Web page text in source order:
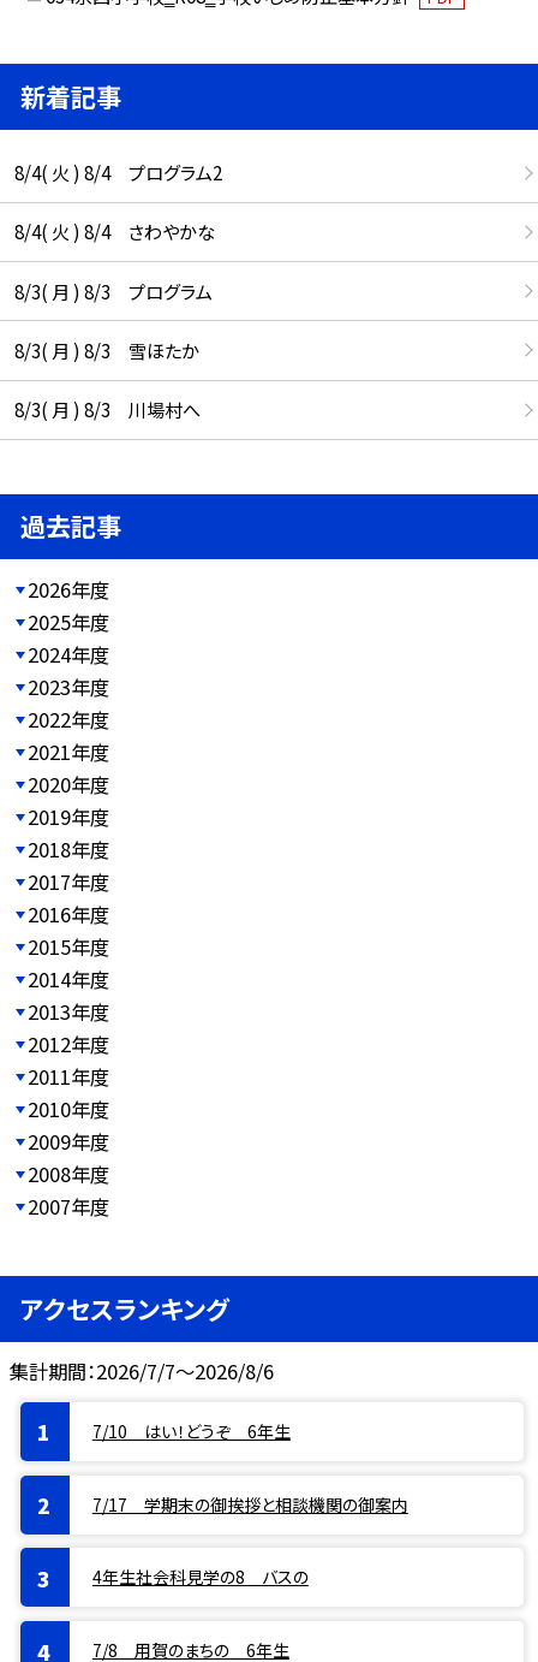
新着記事
8/4( 火 ) 8/4 プログラム2
8/4( 火 ) 8/4 さわやかな
8/3( 月 ) 8/3 プログラム
8/3( 月 ) 8/3 雪ほたか
8/3( 月 ) 8/3 川場村へ
過去記事
2026年度
2025年度
2024年度
2023年度
2022年度
2021年度
2020年度
2019年度
2018年度
2017年度
2016年度
2015年度
2014年度
2013年度
2012年度
2011年度
2010年度
2009年度
2008年度
2007年度
アクセスランキング
集計期間：2026/7/7～2026/8/6
7/10 はい！どうぞ 6年生
7/17 学期末の御挨拶と相談機関の御案内
4年生社会科見学の8 バスの
7/8 用賀のまちの 6年生